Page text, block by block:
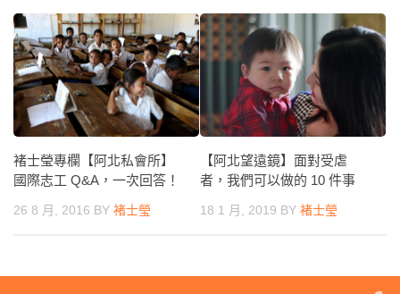
褚士瑩專欄【阿北私會所】
國際志工 Q&A，一次回答！
26 8 月, 2016 BY 褚士瑩
【阿北望遠鏡】面對受虐
者，我們可以做的 10 件事
18 1 月, 2019 BY 褚士瑩